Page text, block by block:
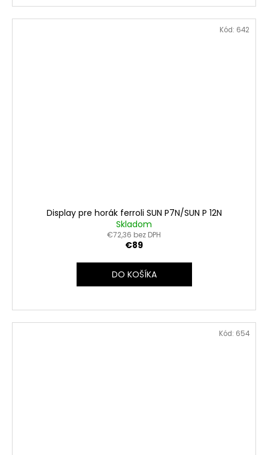
Display pre horák ferroli SUN P7N/SUN P 12N
Skladom
€72,36 bez DPH
€89
DO KOŠÍKA
Kód: 642
Kód: 654